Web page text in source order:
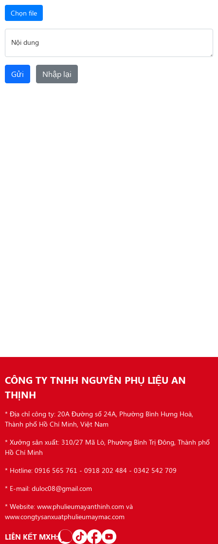
Chọn file
Nội dung
CÔNG TY TNHH NGUYÊN PHỤ LIỆU AN
THỊNH
* Địa chỉ công ty: 20A Đường số 24A, Phường Bình Hưng Hoà,
Thành phố Hồ Chí Minh, Việt Nam
* Xưởng sản xuất: 310/27 Mã Lò, Phường Bình Trị Đông, Thành phố
Hồ Chí Minh
* Hotline: 0916 565 761 - 0918 202 484 - 0342 542 709
* E-mail: duloc08@gmail.com
* Website: www.phulieumayanthinh.com và
www.congtysanxuatphulieumaymac.com
LIÊN KẾT MXH: